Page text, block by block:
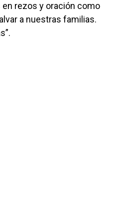
rezos y oración como
a nuestras familias.